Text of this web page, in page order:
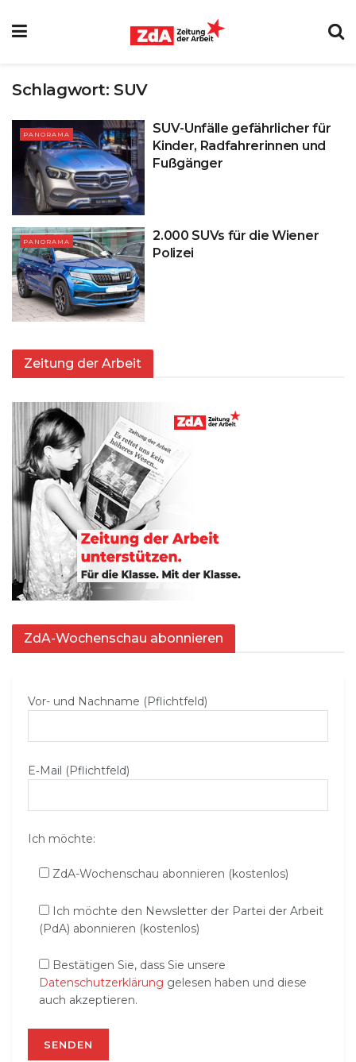
Schlagwort: SUV
PANORAMA
SUV-Unfälle gefährlicher für
Kinder, Radfahrerinnen und
Fußgänger
PANORAMA
2.000 SUVs für die Wiener
Polizei
Zeitung der Arbeit
ZdA-Wochenschau abonnieren
Vor- und Nachname (Pflichtfeld)
E‑Mail (Pflichtfeld)
Ich möchte:
ZdA-Wochenschau abonnieren (kostenlos)
Ich möchte den Newsletter der Partei der Arbeit
(PdA) abonnieren (kostenlos)
Bestätigen Sie, dass Sie unsere
Datenschutzerklärung gelesen haben und diese
auch akzeptieren.